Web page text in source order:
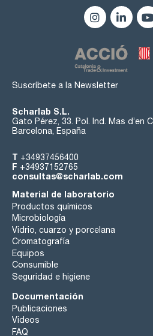
Suscríbete a la Newsletter
Scharlab S.L.
Gato Pérez, 33. Pol. Ind. Mas d’en
Barcelona, España
T +34937456400
F +34937152765
consultas@scharlab.com
Material de laboratorio
Productos químicos
Microbiología
Vidrio, cuarzo y porcelana
Cromatografía
Equipos
Consumible
Seguridad e higiene
Documentación
Publicaciones
Videos
FAQ